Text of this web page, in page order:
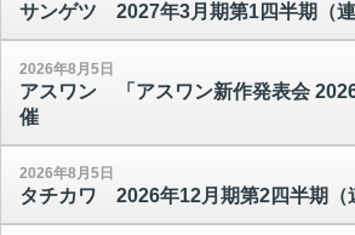
サンゲツ 2027年3月期第1四半期（
2026年8月5日
アスワン 「アスワン新作発表会
催
2026年8月5日
タチカワ 2026年12月期第2四半期（